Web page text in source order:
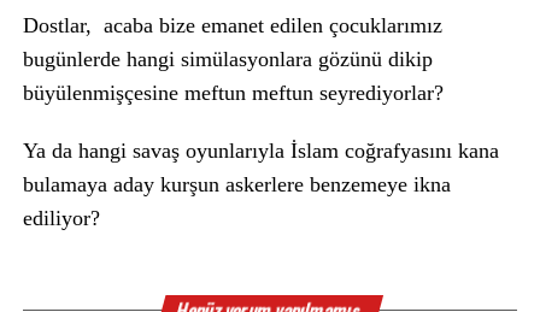
Dostlar, acaba bize emanet edilen çocuklarımız
bugünlerde hangi simülasyonlara gözünü dikip
büyülenmişçesine meftun meftun seyrediyorlar?
Ya da hangi savaş oyunlarıyla İslam coğrafyasını kana
bulamaya aday kurşun askerlere benzemeye ikna
ediliyor?